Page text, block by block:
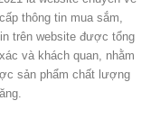
thông tin mua sắm,
trên website được tổng
và khách quan, nhằm
sản phẩm chất lượng